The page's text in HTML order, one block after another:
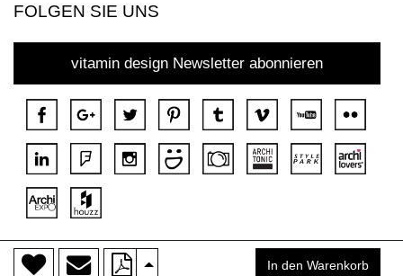
> In den Warenkorb
FOLGEN SIE UNS
vitamin design Newsletter abonnieren
Copyright © 2018 DONA Alle Rechte vorbehalten.